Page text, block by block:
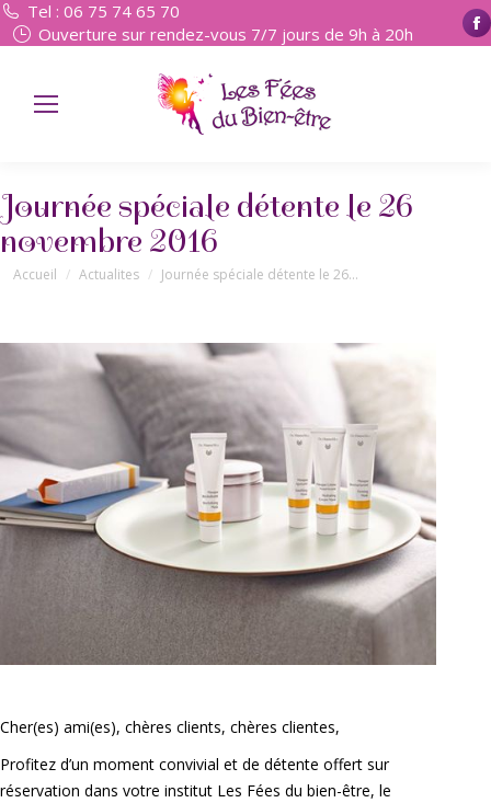
Tel : 06 75 74 65 70
Ouverture sur rendez-vous 7/7 jours de 9h à 20h
Journée spéciale détente le 26
novembre 2016
Vous êtes ici :
Accueil Actualites Journée spéciale détente le 26…
Cher(es) ami(es), chères clients, chères clientes,
Profitez d’un moment convivial et de détente offert sur
réservation dans votre institut Les Fées du bien-être, le